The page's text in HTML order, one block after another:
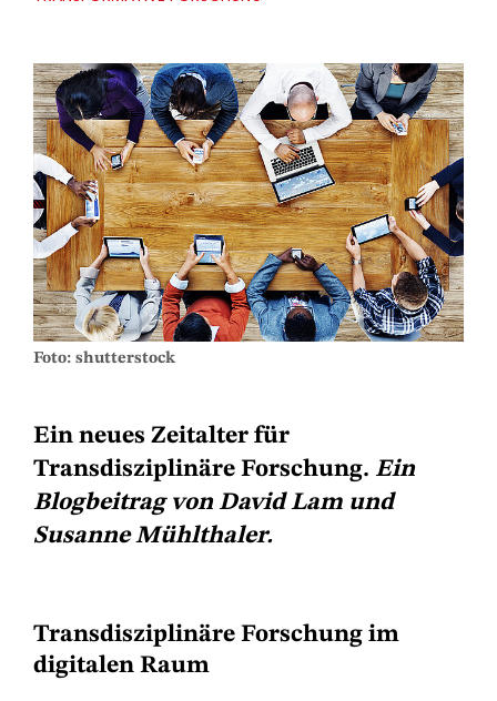
Foto: shutterstock
Ein neues Zeitalter für
Transdisziplinäre Forschung. Ein
Blogbeitrag von David Lam und
Susanne Mühlthaler.
Transdisziplinäre Forschung im
digitalen Raum